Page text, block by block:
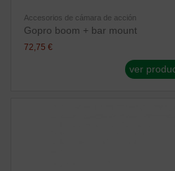
Accesorios de cámara de acción
Gopro boom + bar mount
72,75 €
ver